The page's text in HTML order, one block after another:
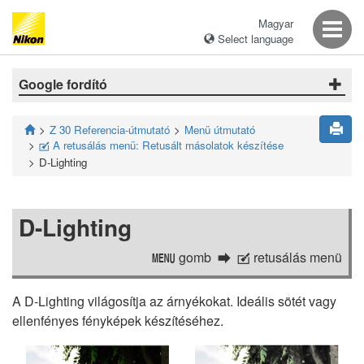
Magyar
Select language
Google fordító
Z 30 Referencia-útmutató Menü útmutató
N A retusálás menü: Retusált másolatok készítése
D-Lighting
D-Lighting
G gomb N retusálás menü
A D-Lighting világosítja az árnyékokat. Ideális sötét vagy
ellenfényes fényképek készítéséhez.